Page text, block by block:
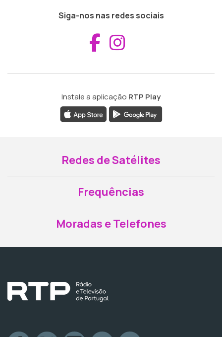
Siga-nos nas redes sociais
Aceder ao
Instale a aplicação RTP Play
Redes de Satélites
Frequências
Moradas e Telefones